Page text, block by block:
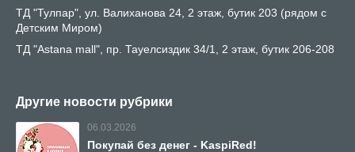
ТД "Тулпар", ул. Валиханова 24, 2 этаж, бутик 203 (рядом с
Детским Миром)
ТД "Astana mall", пр. Тауелсиздик 34/1, 2 этаж, бутик 206-208
Другие новости рубрики
06.03.2026
Покупай без денег - KaspiRed!